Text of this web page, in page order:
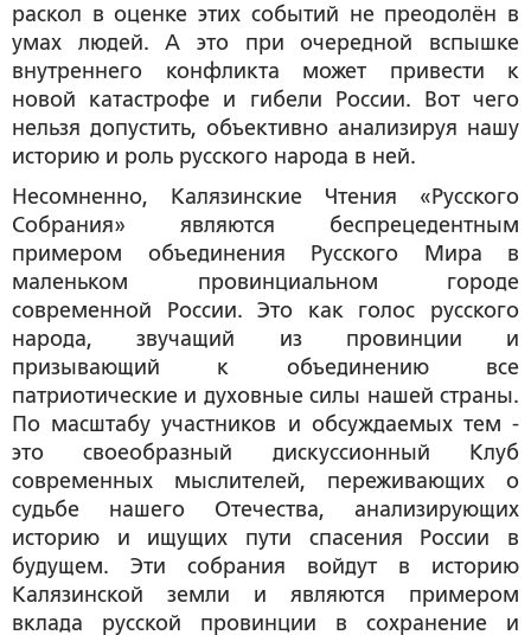
раскол в оценке этих событий не преодолён в
умах людей. А это при очередной вспышке
внутреннего конфликта может привести к
новой катастрофе и гибели России. Вот чего
нельзя допустить, объективно анализируя нашу
историю и роль русского народа в ней.
Несомненно, Калязинские Чтения «Русского
Собрания» являются беспрецедентным
примером объединения Русского Мира в
маленьком провинциальном городе
современной России. Это как голос русского
народа, звучащий из провинции и
призывающий к объединению все
патриотические и духовные силы нашей страны.
По масштабу участников и обсуждаемых тем -
это своеобразный дискуссионный Клуб
современных мыслителей, переживающих о
судьбе нашего Отечества, анализирующих
историю и ищущих пути спасения России в
будущем. Эти собрания войдут в историю
Калязинской земли и являются примером
вклада русской провинции в сохранение и